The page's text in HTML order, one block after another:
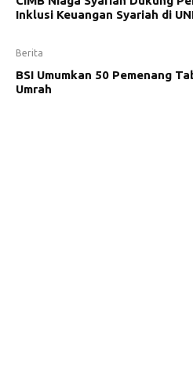
Inklusi Keuangan Syariah di
Berita
BSI Umumkan 50 Pemenang
Umrah